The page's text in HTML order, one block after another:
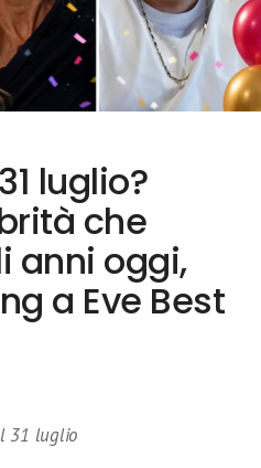
luglio?
che
anni oggi,
a Eve Best
31 luglio